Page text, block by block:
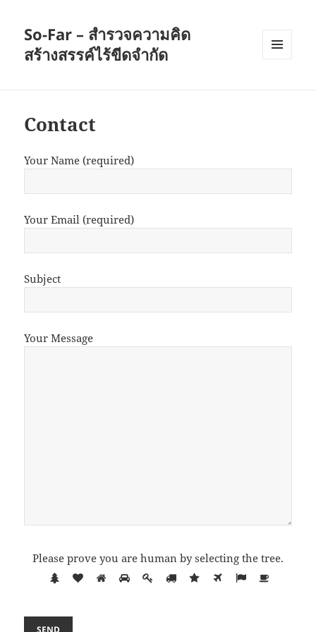
So-Far – สำรวจความคิด
สร้างสรรค์ไร้ขีดจำกัด
Contact
Your Name (required)
Your Email (required)
Subject
Your Message
Please prove you are human by selecting the tree.